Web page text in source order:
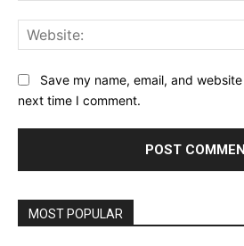
Save my name, email, and
next time I comment.
MOST POPULAR